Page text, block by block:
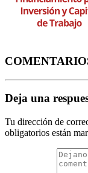
Deja una
Tu dirección de
obligatorios están